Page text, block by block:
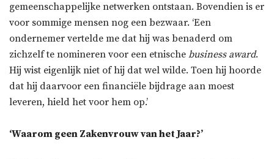
gemeenschappelijke netwerken ontstaan. Bovendien is er
voor sommige mensen nog een bezwaar. ‘Een
ondernemer vertelde me dat hij was benaderd om
zichzelf te nomineren voor een etnische business award.
Hij wist eigenlijk niet of hij dat wel wilde. Toen hij hoorde
dat hij daarvoor een financiële bijdrage aan moest
leveren, hield het voor hem op.’
‘Waarom geen Zakenvrouw van het Jaar?’